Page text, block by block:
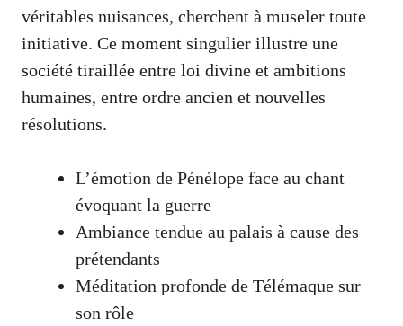
véritables nuisances, cherchent à museler toute
initiative. Ce moment singulier illustre une
société tiraillée entre loi divine et ambitions
humaines, entre ordre ancien et nouvelles
résolutions.
L’émotion de Pénélope face au chant
évoquant la guerre
Ambiance tendue au palais à cause des
prétendants
Méditation profonde de Télémaque sur
son rôle